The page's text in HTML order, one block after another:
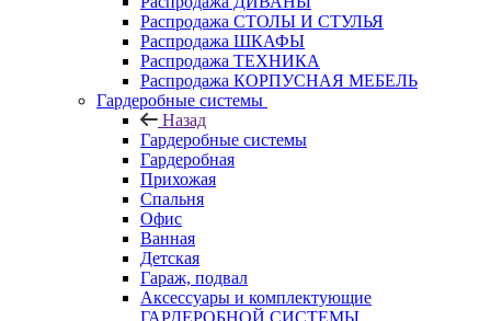
Распродажа СТОЛЫ И СТУЛЬЯ
Распродажа ШКАФЫ
Распродажа ТЕХНИКА
Распродажа КОРПУСНАЯ МЕБЕЛЬ
Гардеробные системы
Назад
Гардеробные системы
Гардеробная
Прихожая
Спальня
Офис
Ванная
Детская
Гараж, подвал
Аксессуары и комплектующие
ГАРДЕРОБНОЙ СИСТЕМЫ